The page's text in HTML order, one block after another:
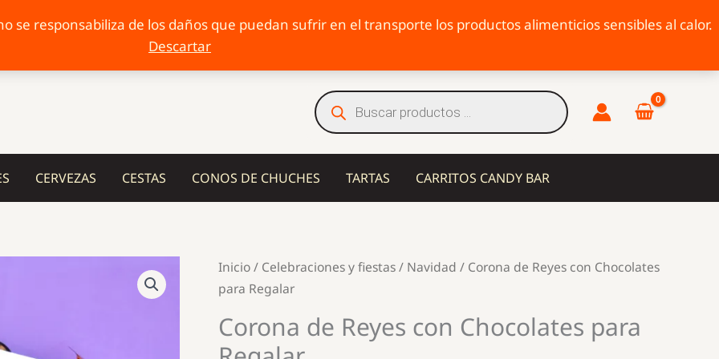
se responsabiliza de los daños que puedan sufrir en el transporte los productos alimenticios sensibles al calor.
Descartar
Búsqueda
de
productos
CERVEZAS CESTAS CONOS DE CHUCHES TARTAS CARRITOS CANDY BAR
Inicio/ Celebraciones y fiestas/ Navidad / Corona de Reyes con Chocolates
para Regalar
Corona de Reyes con Chocolates para